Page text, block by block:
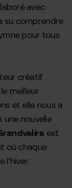
avec
su comprendre
pour tous
créatif
meilleur
et elle nous a
une nouvelle
est
où chaque